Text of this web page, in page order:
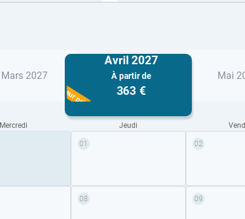
Mars 2027
Avril 2027
À partir de
363 €
Meilleur prix
Mai
Mercredi Jeudi
01 02
08 09